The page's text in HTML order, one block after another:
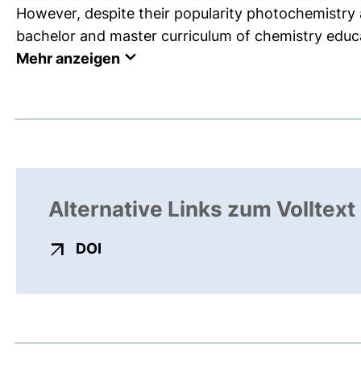
However, despite their popularity
bachelor and master curriculum of chemistry
Mehr anzeigen
Alternative Links zum Volltext
DOI